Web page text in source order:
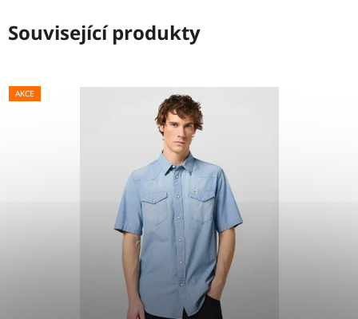
Související produkty
AKCE